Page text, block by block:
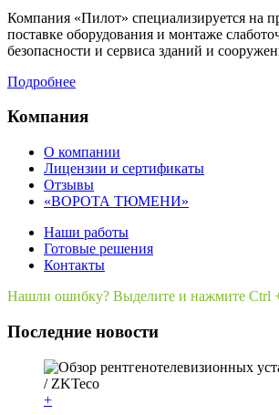
Компания «Пилот» специализируется на
поставке оборудования и монтаже
безопасности и сервиса зданий и
Подробнее
Компания
О компании
Лицензии и сертификаты
Отзывы
«ВОРОТА ТЮМЕНИ»
Наши работы
Готовые решения
Контакты
Нашли ошибку? Выделите и нажмите Ctrl
Последние новости
+